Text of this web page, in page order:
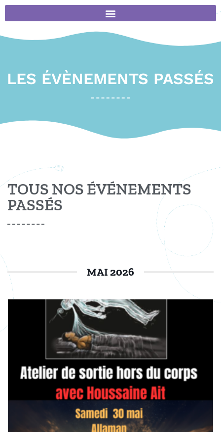
LES ÉVÈNEMENTS PASSÉS
TOUS NOS ÉVÉNEMENTS
PASSÉS
MAI 2026